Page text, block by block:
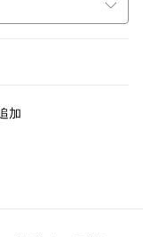
加